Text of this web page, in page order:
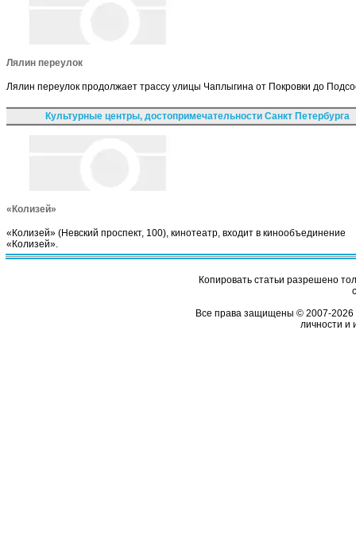
Лялин переулок
Лялин переулок продолжает трассу улицы Чаплыгина от Покровки до
Культурные центры, достопримечательности Санкт Петербурга
«Колизей»
«Колизей» (Невский проспект, 100), кинотеатр, входит в кинообъединение
«Колизей».
Копировать статьи разрешено
Все права защищены © 2007-2026
личности и